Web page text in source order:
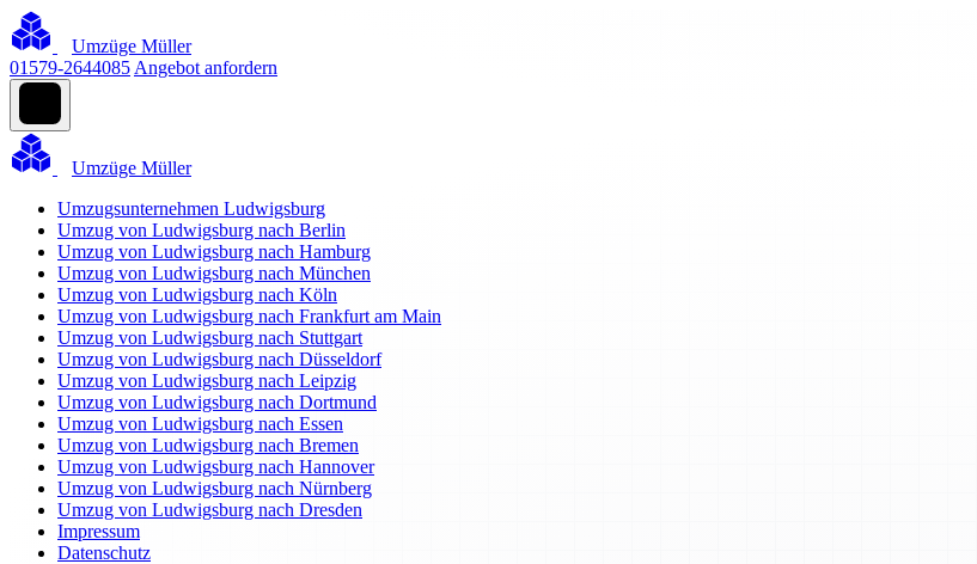
Umzüge Müller
01579-2644085 Angebot anfordern
Umzüge Müller
Umzugsunternehmen Ludwigsburg
Umzug von Ludwigsburg nach Berlin
Umzug von Ludwigsburg nach Hamburg
Umzug von Ludwigsburg nach München
Umzug von Ludwigsburg nach Köln
Umzug von Ludwigsburg nach Frankfurt am Main
Umzug von Ludwigsburg nach Stuttgart
Umzug von Ludwigsburg nach Düsseldorf
Umzug von Ludwigsburg nach Leipzig
Umzug von Ludwigsburg nach Dortmund
Umzug von Ludwigsburg nach Essen
Umzug von Ludwigsburg nach Bremen
Umzug von Ludwigsburg nach Hannover
Umzug von Ludwigsburg nach Nürnberg
Umzug von Ludwigsburg nach Dresden
Impressum
Datenschutz